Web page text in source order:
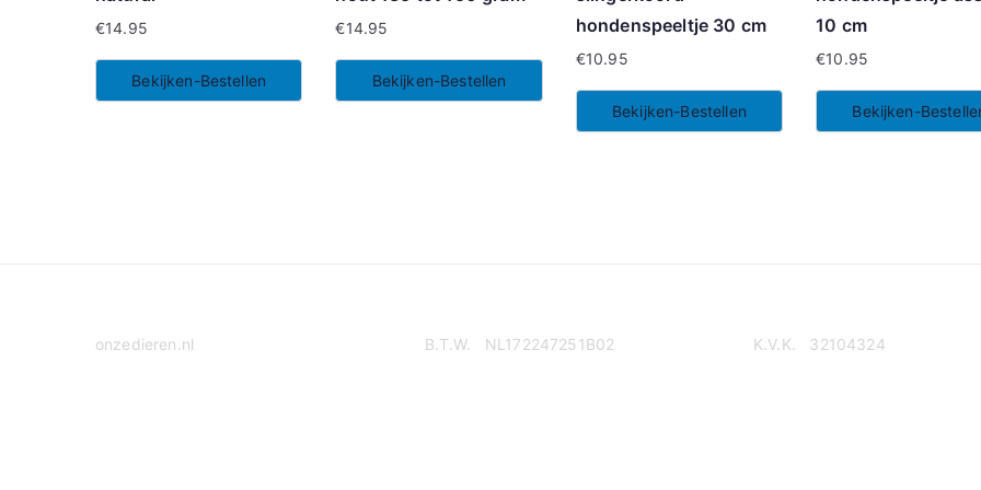
€14.95
Bekijken-Bestellen
€14.95
Bekijken-Bestellen
hondenspeeltje 30 cm
€10.95
Bekijken-Bestellen
10 cm
€10.95
Bekijken-
onzedieren.nl B.T.W. NL172247251B02 K.V.K. 32104324